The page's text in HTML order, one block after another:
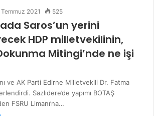
Temmuz 2021 525
Saros’un yerini
HDP milletvekilinin,
Mitingi’nde ne işi
ve AK Parti Edirne Milletvekili Dr. Fatma
Sazlıdere’de yapımı BOTAŞ
FSRU Limanı’na…